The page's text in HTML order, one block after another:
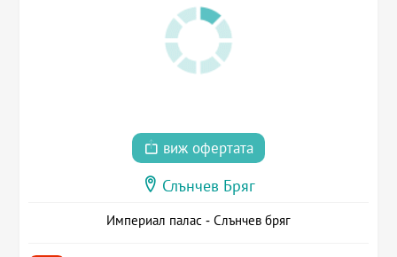
виж офертата
Слънчев Бряг
Империал палас - Слънчев бряг